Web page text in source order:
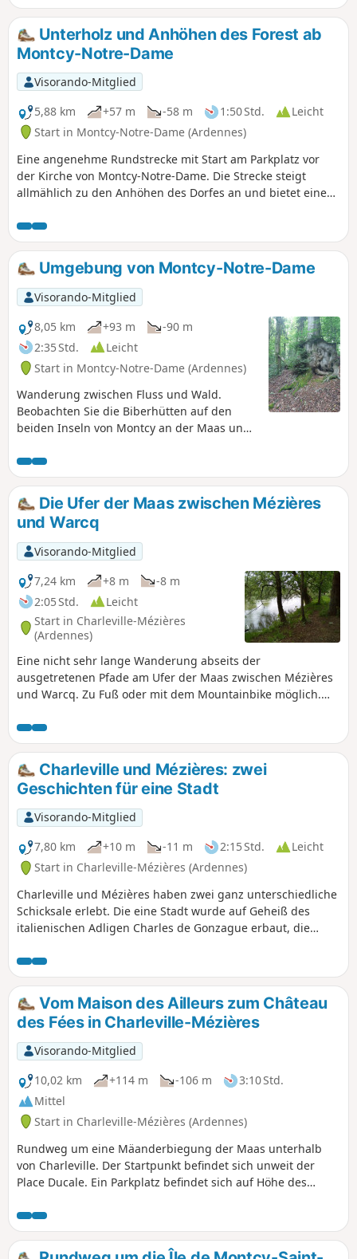
Unterholz und Anhöhen des Forest ab
Montcy-Notre-Dame
Visorando-Mitglied
5,88 km
+57 m -58 m 1:50 Std.
Leicht
Start in Montcy-Notre-Dame (Ardennes)
Eine angenehme Rundstrecke mit Start am Parkplatz vor
der Kirche von Montcy-Notre-Dame. Die Strecke steigt
allmählich zu den Anhöhen des Dorfes an und bietet einen
schattigen Abschnitten im Unterholz im Gebiet der Forest –
ideal für einen kühlen Ausflug an heißen Tagen.
Umgebung von Montcy-Notre-Dame
Visorando-Mitglied
8,05 km
+93 m
-90 m
2:35 Std.
Leicht
Start in Montcy-Notre-Dame (Ardennes)
Wanderung zwischen Fluss und Wald.
Beobachten Sie die Biberhütten auf den
beiden Inseln von Montcy an der Maas und
Möglichkeit, das Wäschemuseum zu
besuchen. Früher hatten viele Häuser ein
Waschhaus, und die Bewohnerinnen
wuschen die Wäsche der Bürger von
Charleville. Montcy-Notre-Dame wurde
Montcy-les-Linges genannt.
Die Ufer der Maas zwischen Mézières
und Warcq
Visorando-Mitglied
7,24 km
+8 m
-8 m
2:05 Std.
Leicht
Start in Charleville-Mézières
(Ardennes)
Eine nicht sehr lange Wanderung abseits der
ausgetretenen Pfade am Ufer der Maas zwischen Mézières
und Warcq. Zu Fuß oder mit dem Mountainbike möglich.
kurzer Abschnitt in der Stadt Warcq, um die Maas und die
Sormonne zu überqueren, aber der Großteil der Tour
verläuft in der Natur.
Charleville und Mézières: zwei
Geschichten für eine Stadt
Visorando-Mitglied
7,80 km
+10 m -11 m 2:15 Std.
Leicht
Start in Charleville-Mézières (Ardennes)
Charleville und Mézières haben zwei ganz unterschiedliche
Schicksale erlebt. Die eine Stadt wurde auf Geheiß des
italienischen Adligen Charles de Gonzague erbaut, die
Engagements der Kaufleute.
Vom Maison des Ailleurs zum Château
des Fées in Charleville-Mézières
Visorando-Mitglied
10,02 km
+114 m -106 m
3:10 Std.
Mittel
Start in Charleville-Mézières (Ardennes)
Rundweg um eine Mäanderbiegung der Maas unterhalb
von Charleville. Der Startpunkt befindet sich unweit der
Place Ducale. Ein Parkplatz befindet sich auf Höhe des
der Nähe der Avenue Gustave Gailly. Es gibt
Höhenunterschiede und einige Schnellstraßen zu
überqueren.